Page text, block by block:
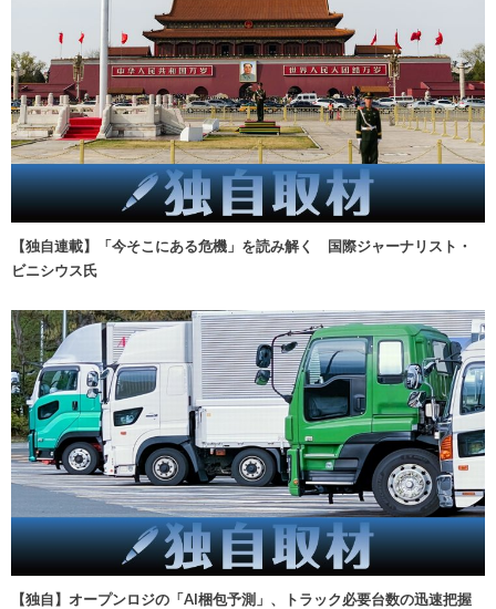
【独自連載】「今そこにある危機」を読み解く 国際ジャーナリスト・
ビニシウス氏
【独自】オープンロジの「AI梱包予測」、トラック必要台数の迅速把握